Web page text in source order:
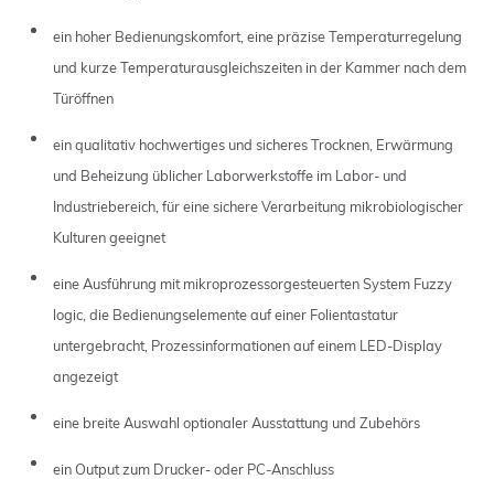
ein hoher Bedienungskomfort, eine präzise Temperaturregelung
und kurze Temperaturausgleichszeiten in der Kammer nach dem
Türöffnen
ein qualitativ hochwertiges und sicheres Trocknen, Erwärmung
und Beheizung üblicher Laborwerkstoffe im Labor- und
Industriebereich, für eine sichere Verarbeitung mikrobiologischer
Kulturen geeignet
eine Ausführung mit mikroprozessorgesteuerten System Fuzzy
logic, die Bedienungselemente auf einer Folientastatur
untergebracht, Prozessinformationen auf einem LED-Display
angezeigt
eine breite Auswahl optionaler Ausstattung und Zubehörs
ein Output zum Drucker- oder PC-Anschluss